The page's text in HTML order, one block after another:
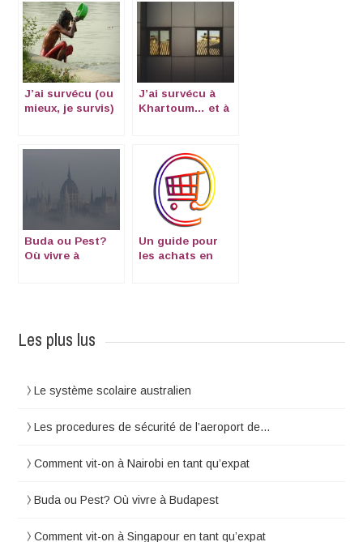
J’ai survécu (ou
mieux, je survis)
J’ai survécu à
Khartoum… et à
Buda ou Pest?
Où vivre à
Un guide pour
les achats en
Les plus lus
Le système scolaire australien
Les procedures de sécurité de l’aeroport de…
Comment vit-on à Nairobi en tant qu’expat
Buda ou Pest? Où vivre à Budapest
Comment vit-on à Singapour en tant qu’expat